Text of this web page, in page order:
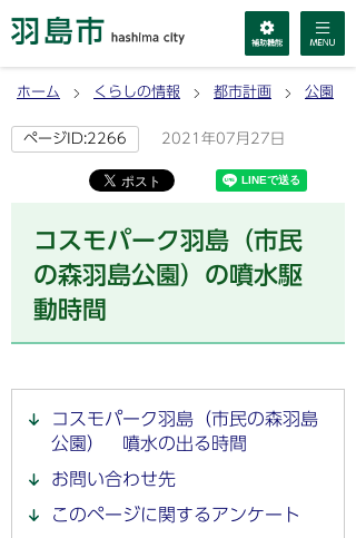
ホーム くらしの情報 都市計画 公園
ページID:2266 2021年07月27日
コスモパーク羽島（市民
の森羽島公園）の噴水駆
動時間
コスモパーク羽島（市民の森羽島
公園） 噴水の出る時間
お問い合わせ先
このページに関するアンケート